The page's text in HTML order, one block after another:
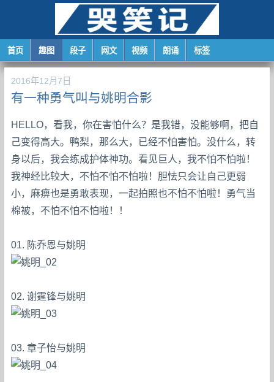
首页 趣图 段子 网文 视频 朗诵 标签
2016年12月7日
有一种勇气叫与姚明合影
HELLO，看我，你在害怕什么？是我错，没能够啊，把自
己变得高大。鸭梨，那么大，已经不怕害怕。没什么，转
身以后，我会练成护体神功。看见巨人，我不怕不怕啦！
我神经比较大，不怕不怕不怕啦！胆怯只会让自己更弱
小，麻痹也是勇敢表现，一起拍照也不怕不怕啦！勇气当
棉被，不怕不怕不怕啦！！
01. 陈乔恩与姚明
02. 谢霆锋与姚明
03. 章子怡与姚明